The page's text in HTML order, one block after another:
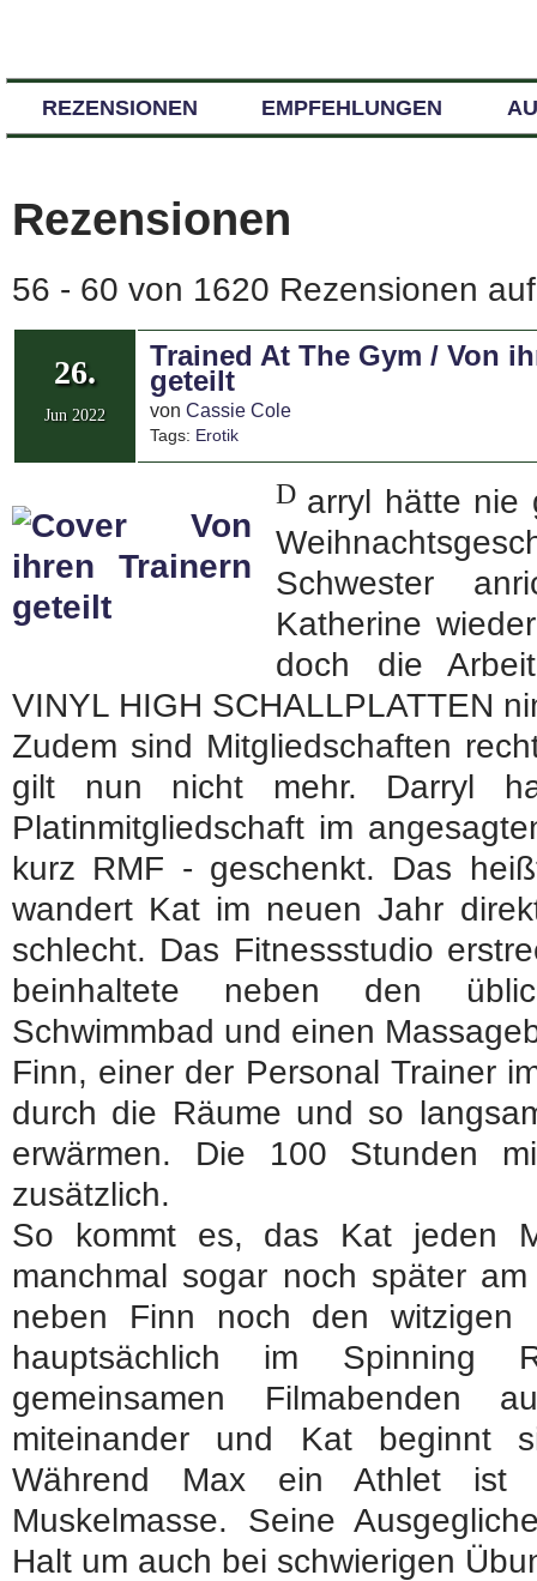
REZENSIONEN EMPFEHLUNGEN
Rezensionen
56 - 60 von 1620 Rezensionen
26.
Jun 2022
Trained At The Gym / Von
geteilt
von Cassie Cole
Tags: Erotik
D arryl hätte nie
Schwester
Katherine
doch die
VINYL HIGH SCHALLPLATTEN
Zudem sind Mitgliedschaften
gilt nun nicht mehr. Darryl
Platinmitgliedschaft im
kurz RMF - geschenkt. Das
wandert Kat im neuen Jahr
schlecht. Das Fitnessstudio
beinhaltete neben den
Schwimmbad und einen
Finn, einer der Personal Trainer
durch die Räume und so
erwärmen. Die 100 Stunden
zusätzlich.
So kommt es, das Kat jeden
manchmal sogar noch später
neben Finn noch den witzigen
hauptsächlich im Spinning
gemeinsamen
miteinander und Kat beginnt
Während Max ein Athlet
Muskelmasse. Seine
Halt um auch bei schwierigen